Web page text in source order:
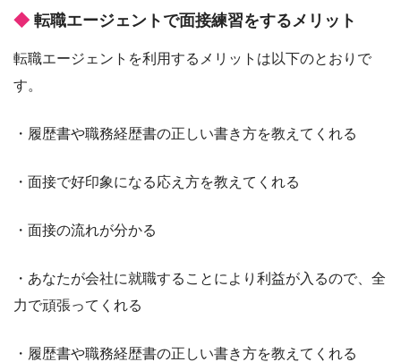
転職エージェントで面接練習をするメリット
転職エージェントを利用するメリットは以下のとおりで
す。
・履歴書や職務経歴書の正しい書き方を教えてくれる
・面接で好印象になる応え方を教えてくれる
・面接の流れが分かる
・あなたが会社に就職することにより利益が入るので、全
力で頑張ってくれる
・履歴書や職務経歴書の正しい書き方を教えてくれる